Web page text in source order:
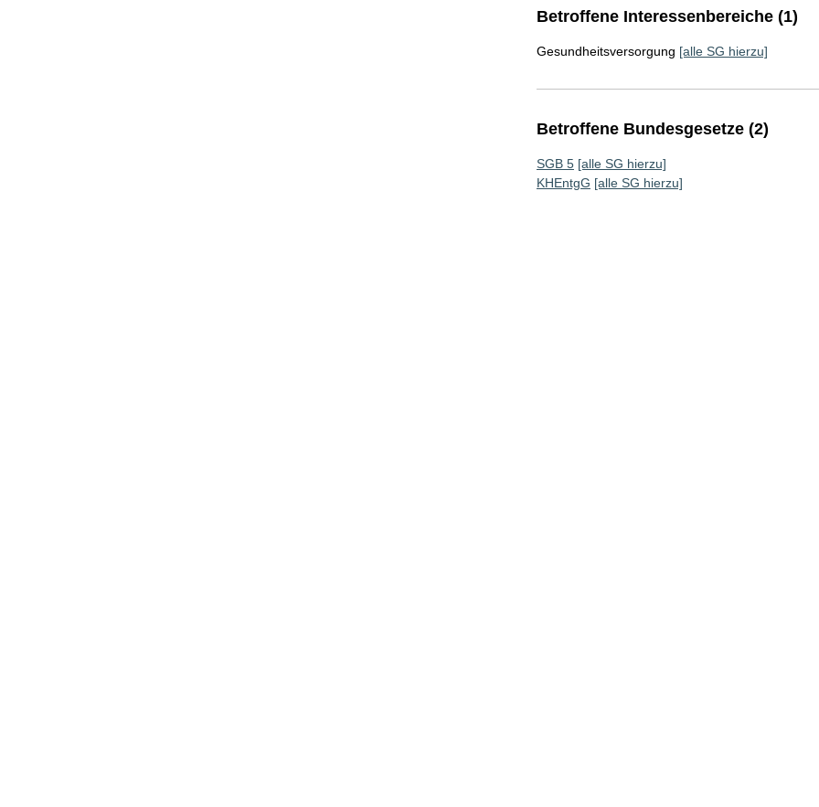
Betroffene Interessenbereiche (1)
Gesundheitsversorgung [alle SG hierzu]
Betroffene Bundesgesetze (2)
SGB 5 [alle SG hierzu]
KHEntgG [alle SG hierzu]